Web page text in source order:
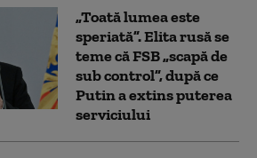
„Toată lumea este
speriată”. Elita rusă se
teme că FSB „scapă de
sub control”, după ce
Putin a extins puterea
serviciului